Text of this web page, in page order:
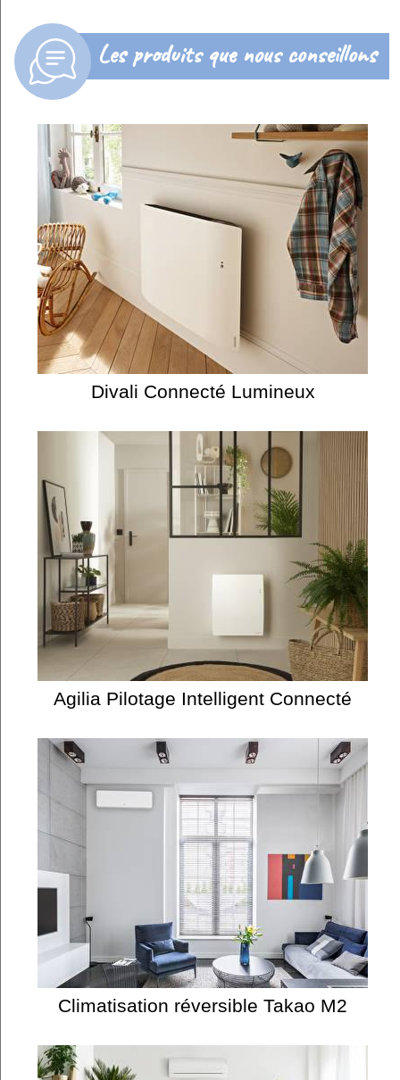
Les produits que nous conseillons
Divali Connecté Lumineux
Agilia Pilotage Intelligent Connecté
Climatisation réversible Takao M2